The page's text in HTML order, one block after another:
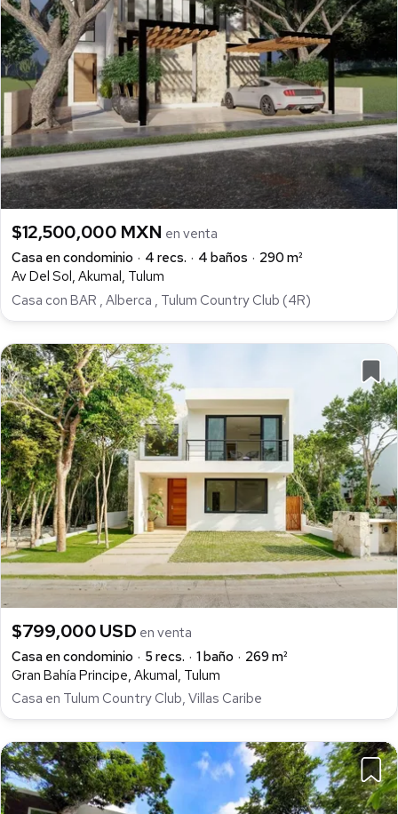
$12,500,000 MXN en venta
Casa en condominio
4 recs. 4 baños
290 m²
Av Del Sol, Akumal, Tulum
Casa con BAR , Alberca , Tulum Country Club (4R)
$799,000 USD en venta
Casa en condominio
5 recs. 1 baño
269 m²
Gran Bahía Principe, Akumal, Tulum
Casa en Tulum Country Club, Villas Caribe